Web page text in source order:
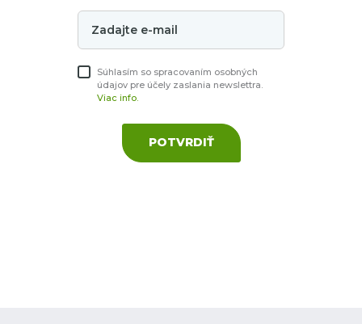
Súhlasím so spracovaním osobných
údajov pre účely zaslania newslettra.
Viac info.
POTVRDIŤ